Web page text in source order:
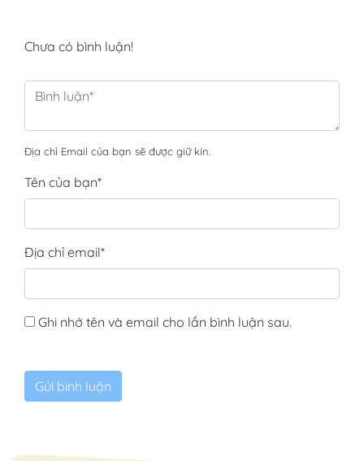
Chưa có bình luận!
Địa chỉ Email của bạn sẽ được giữ kín.
Tên của bạn*
Địa chỉ email*
Ghi nhớ tên và email cho lần bình luận sau.